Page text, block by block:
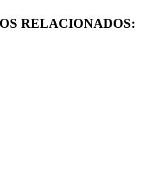
RELACIONADOS: